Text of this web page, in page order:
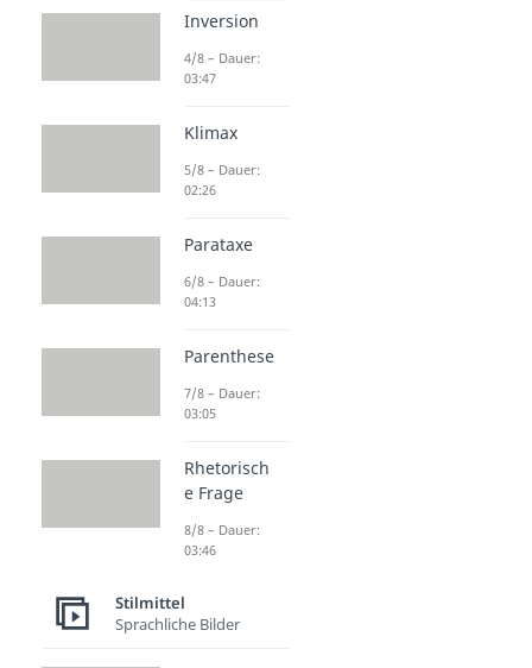
Inversion
4/8 – Dauer:
03:47
Klimax
5/8 – Dauer:
02:26
Parataxe
6/8 – Dauer:
04:13
Parenthese
7/8 – Dauer:
03:05
Rhetorisch
e Frage
8/8 – Dauer:
03:46
Stilmittel
Sprachliche Bilder